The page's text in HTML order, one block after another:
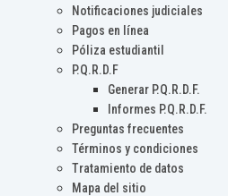
Notificaciones judiciales
Pagos en línea
Póliza estudiantil
P.Q.R.D.F
Generar P.Q.R.D.F.
Informes P.Q.R.D.F.
Preguntas frecuentes
Términos y condiciones
Tratamiento de datos
Mapa del sitio